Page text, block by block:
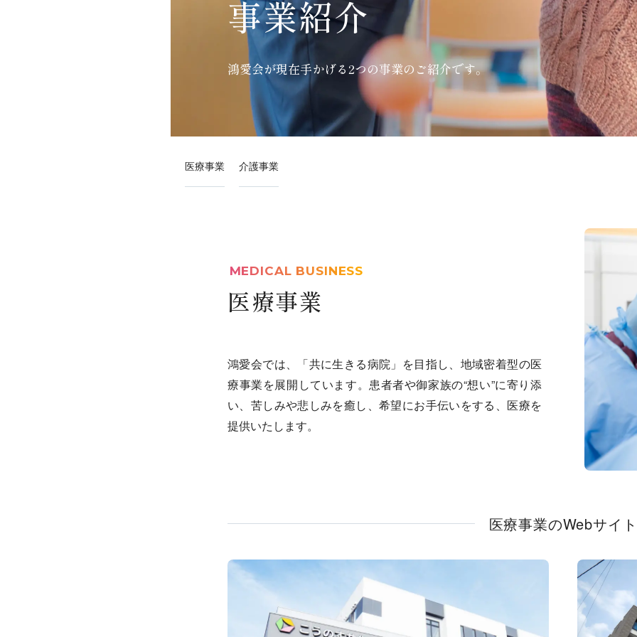
事業紹介
鴻愛会が現在手かげる2つの事業のご紹介です。
医療事業 介護事業
MEDICAL BUSINESS
医療事業
鴻愛会では、「共に生きる病院」を目指し、地域密着型の医
療事業を展開しています。患者者や御家族の“想い”に寄り添
い、苦しみや悲しみを癒し、希望にお手伝いをする、医療を
提供いたします。
医療事業のWebサイト